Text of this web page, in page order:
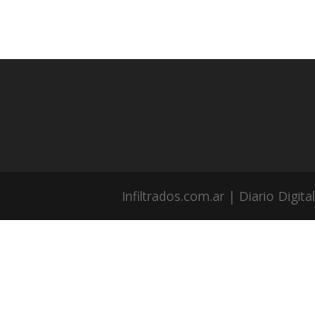
Infiltrados.com.ar | Diario Digital